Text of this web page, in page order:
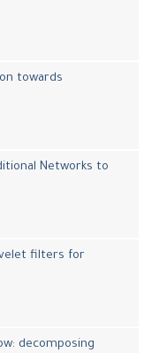
towards
Traditional Networks to
wavelet filters for
flow: decomposing